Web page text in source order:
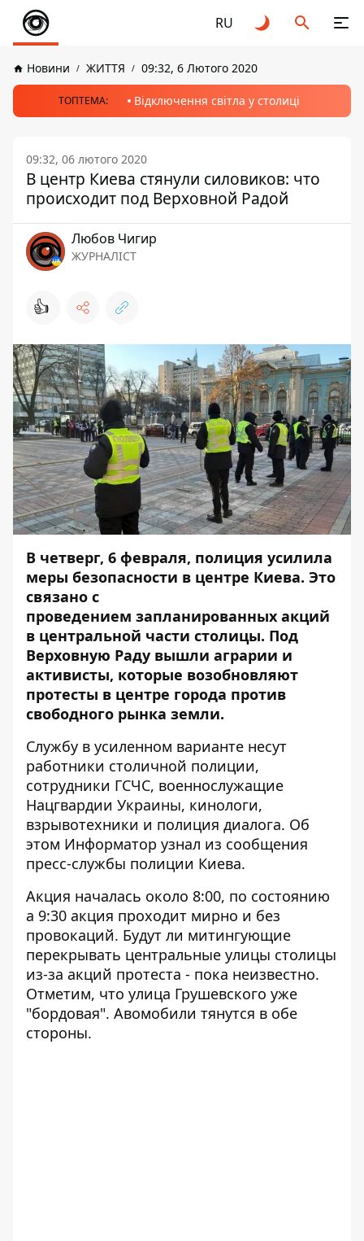
RU
Новини ЖИТТЯ 09:32, 6 Лютого 2020
ТОПТЕМА: Відключення світла у столиці
09:32, 06 лютого 2020
В центр Киева стянули силовиков: что
происходит под Верховной Радой
Любов Чигир
ЖУРНАЛІСТ
👍
В четверг, 6 февраля, полиция усилила
меры безопасности в центре Киева. Это
связано с
проведением запланированных акций
в центральной части столицы. Под
Верховную Раду вышли аграрии и
активисты, которые возобновляют
протесты в центре города против
свободного рынка земли.
Службу в усиленном варианте несут
работники столичной полиции,
сотрудники ГСЧС, военнослужащие
Нацгвардии Украины, кинологи,
взрывотехники и полиция диалога. Об
этом Информатор узнал из сообщения
пресс-службы полиции Киева.
Акция началась около 8:00, по состоянию
а 9:30 акция проходит мирно и без
провокаций. Будут ли митингующие
перекрывать центральные улицы столицы
из-за акций протеста - пока неизвестно.
Отметим, что улица Грушевского уже
"бордовая". Авомобили тянутся в обе
стороны.